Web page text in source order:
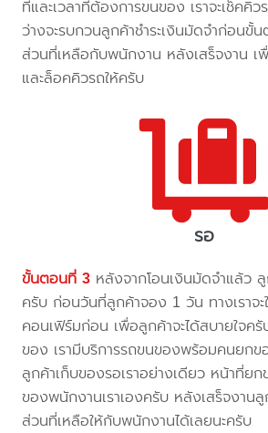
ที่และเวลาที่ต้องการขนของ เราจะเช็คคิ
ว่างจะรบกวนลูกค้าชำระเงินมัดจำก่อนขั้
ส่วนที่เหลือกับพนักงาน หลังเสร็จงาน เ
และล็อคคิวรถให้ครับ
รอ
ขั้นตอนที่ 3 หลังจากโอนเงินมัดจำแล้ว
ครับ ก่อนวันที่ลูกค้าจอง 1 วัน ทางเราจะ
คอนเฟิร์มก่อน เพื่อลูกค้าจะได้สบายใจค
ของ เรามีบริการรถขนของพร้อมคนยก
ลูกค้าเก็บของรอเราอย่างเดียว หน้าที่ยก
ของพนักงานเราเองครับ หลังเสร็จงานลู
ส่วนที่เหลือให้กับพนักงานได้เลยนะครับ